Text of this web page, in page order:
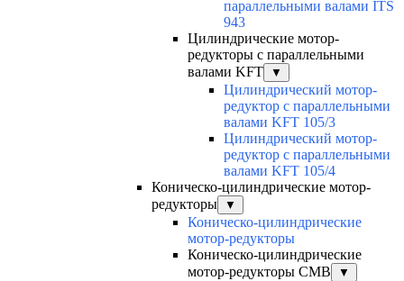
параллельными валами ITS
943
Цилиндрические мотор-
редукторы с параллельными
валами KFT
▼
Цилиндрический мотор-
редуктор с параллельными
валами KFT 105/3
Цилиндрический мотор-
редуктор с параллельными
валами KFT 105/4
Коническо-цилиндрические мотор-
редукторы
▼
Коническо-цилиндрические
мотор-редукторы
Коническо-цилиндрические
мотор-редукторы CMB
▼